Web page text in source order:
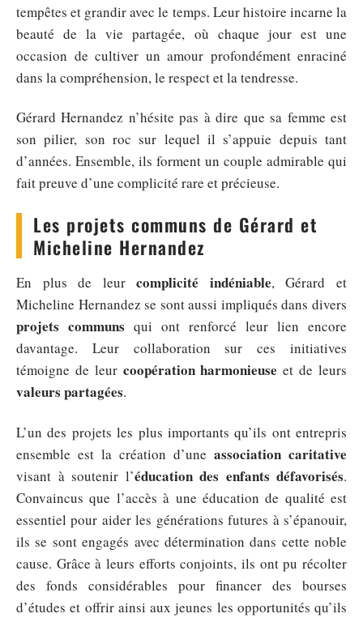
tempêtes et grandir avec le temps. Leur histoire incarne la
beauté de la vie partagée, où chaque jour est une
occasion de cultiver un amour profondément enraciné
dans la compréhension, le respect et la tendresse.
Gérard Hernandez n’hésite pas à dire que sa femme est
son pilier, son roc sur lequel il s’appuie depuis tant
d’années. Ensemble, ils forment un couple admirable qui
fait preuve d’une complicité rare et précieuse.
Les projets communs de Gérard et
Micheline Hernandez
En plus de leurcomplicité indéniable, Gérard et
Micheline Hernandez se sont aussi impliqués dans divers
projets communs qui ont renforcé leur lien encore
davantage. Leur collaboration sur ces initiatives
témoigne de leur coopération harmonieuse et de leurs
valeurs partagées.
L’un des projets les plus importants qu’ils ont entrepris
ensemble est la création d’une association caritative
visant à soutenir l’éducation des enfants défavorisés.
Convaincus que l’accès à une éducation de qualité est
essentiel pour aider les générations futures à s’épanouir,
ils se sont engagés avec détermination dans cette noble
cause. Grâce à leurs efforts conjoints, ils ont pu récolter
des fonds considérables pour financer des bourses
d’études et offrir ainsi aux jeunes les opportunités qu’ils